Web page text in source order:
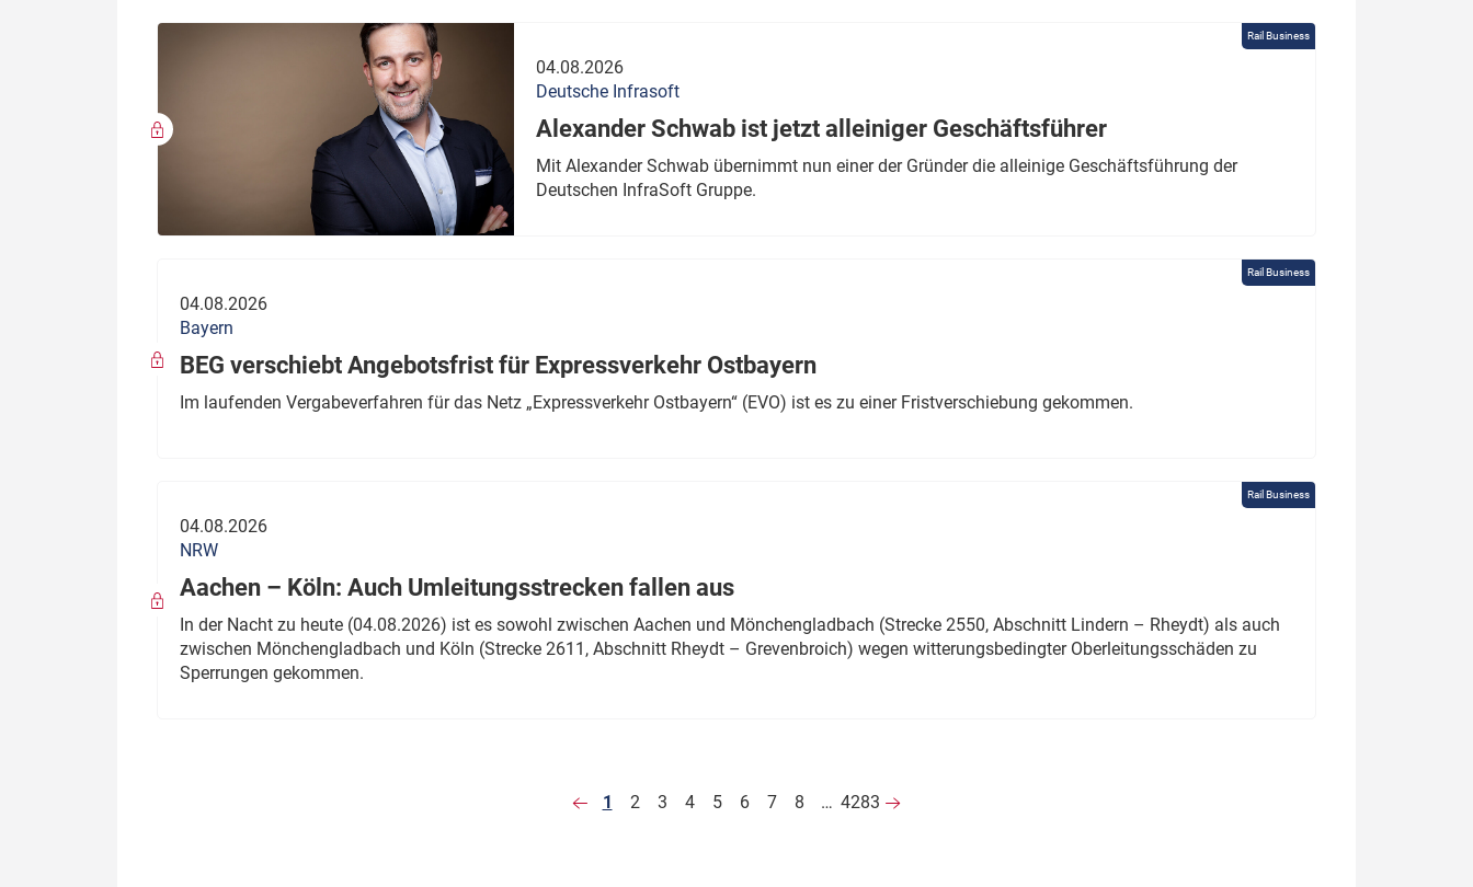
Rail Business
04.08.2026
Deutsche Infrasoft
Alexander Schwab ist jetzt alleiniger Geschäftsführer
Mit Alexander Schwab übernimmt nun einer der Gründer die alleinige Geschäftsführung der
Deutschen InfraSoft Gruppe.
Rail Business
04.08.2026
Bayern
BEG verschiebt Angebotsfrist für Expressverkehr Ostbayern
Im laufenden Vergabeverfahren für das Netz „Expressverkehr Ostbayern“ (EVO) ist es zu einer Fristverschiebung gekommen.
Rail Business
04.08.2026
NRW
Aachen – Köln: Auch Umleitungsstrecken fallen aus
In der Nacht zu heute (04.08.2026) ist es sowohl zwischen Aachen und Mönchengladbach (Strecke 2550, Abschnitt Lindern – Rheydt) als auch
zwischen Mönchengladbach und Köln (Strecke 2611, Abschnitt Rheydt – Grevenbroich) wegen witterungsbedingter Oberleitungsschäden zu
Sperrungen gekommen.
1 2 3 4 5 6 7 8 … 4283